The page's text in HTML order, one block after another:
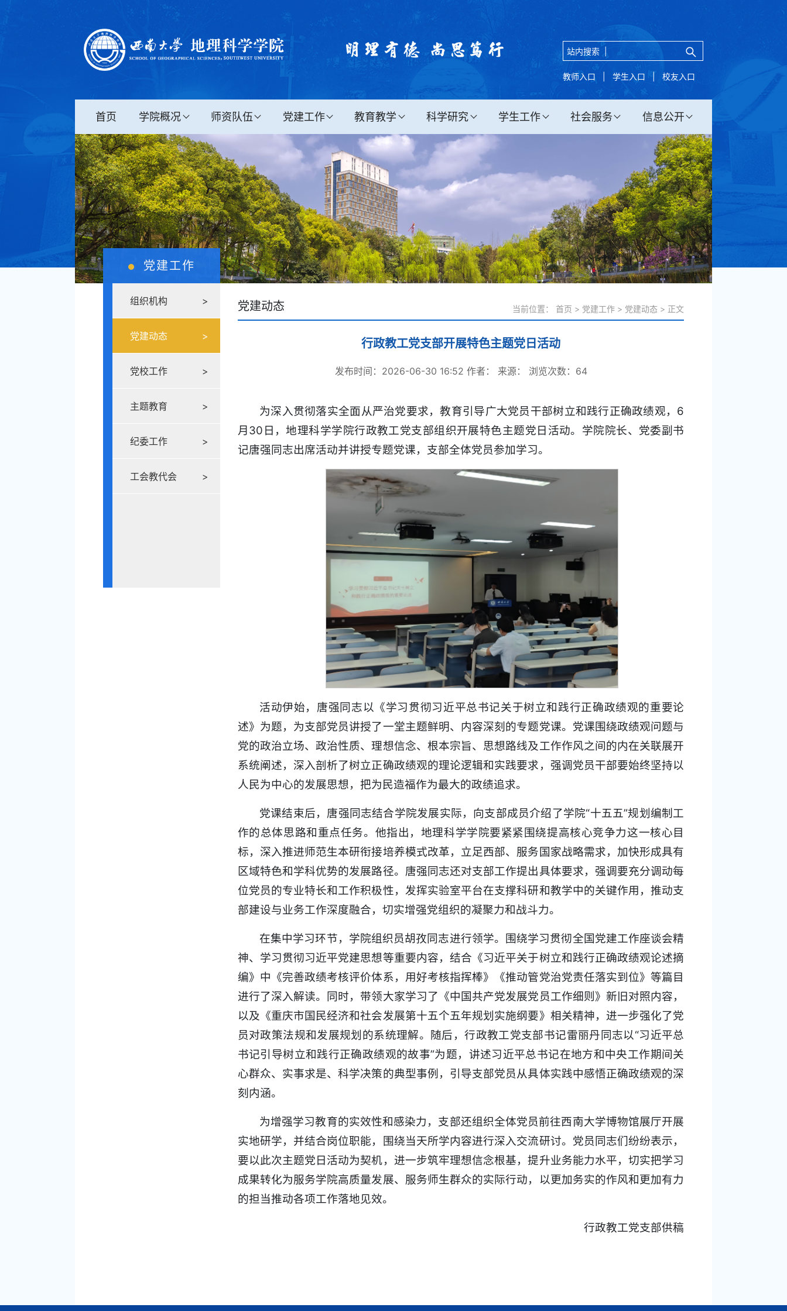
站内搜索 |
教师入口 学生入口 校友入口
首页 学院概况 师资队伍 党建工作 教育教学 科学研究 学生工作 社会服务 信息公开
党建工作
组织机构 >
党建动态 >
党校工作 >
主题教育 >
纪委工作 >
工会教代会 >
党建动态 当前位置： 首页 > 党建工作 > 党建动态 > 正文
行政教工党支部开展特色主题党日活动
发布时间：2026-06-30 16:52 作者： 来源： 浏览次数： 64
为深入贯彻落实全面从严治党要求，教育引导广大党员干部树立和践行正确政绩观，6
月30日，地理科学学院行政教工党支部组织开展特色主题党日活动。学院院长、党委副书
记唐强同志出席活动并讲授专题党课，支部全体党员参加学习。
活动伊始，唐强同志以《学习贯彻习近平总书记关于树立和践行正确政绩观的重要论
述》为题，为支部党员讲授了一堂主题鲜明、内容深刻的专题党课。党课围绕政绩观问题与
党的政治立场、政治性质、理想信念、根本宗旨、思想路线及工作作风之间的内在关联展开
系统阐述，深入剖析了树立正确政绩观的理论逻辑和实践要求，强调党员干部要始终坚持以
人民为中心的发展思想，把为民造福作为最大的政绩追求。
党课结束后，唐强同志结合学院发展实际，向支部成员介绍了学院“十五五”规划编制工
作的总体思路和重点任务。他指出，地理科学学院要紧紧围绕提高核心竞争力这一核心目
标，深入推进师范生本研衔接培养模式改革，立足西部、服务国家战略需求，加快形成具有
区域特色和学科优势的发展路径。唐强同志还对支部工作提出具体要求，强调要充分调动每
位党员的专业特长和工作积极性，发挥实验室平台在支撑科研和教学中的关键作用，推动支
部建设与业务工作深度融合，切实增强党组织的凝聚力和战斗力。
在集中学习环节，学院组织员胡孜同志进行领学。围绕学习贯彻全国党建工作座谈会精
神、学习贯彻习近平党建思想等重要内容，结合《习近平关于树立和践行正确政绩观论述摘
编》中《完善政绩考核评价体系，用好考核指挥棒》《推动管党治党责任落实到位》等篇目
进行了深入解读。同时，带领大家学习了《中国共产党发展党员工作细则》新旧对照内容，
以及《重庆市国民经济和社会发展第十五个五年规划实施纲要》相关精神，进一步强化了党
员对政策法规和发展规划的系统理解。随后，行政教工党支部书记雷丽丹同志以“习近平总
书记引导树立和践行正确政绩观的故事”为题，讲述习近平总书记在地方和中央工作期间关
心群众、实事求是、科学决策的典型事例，引导支部党员从具体实践中感悟正确政绩观的深
刻内涵。
为增强学习教育的实效性和感染力，支部还组织全体党员前往西南大学博物馆展厅开展
实地研学，并结合岗位职能，围绕当天所学内容进行深入交流研讨。党员同志们纷纷表示，
要以此次主题党日活动为契机，进一步筑牢理想信念根基，提升业务能力水平，切实把学习
成果转化为服务学院高质量发展、服务师生群众的实际行动，以更加务实的作风和更加有力
的担当推动各项工作落地见效。
行政教工党支部供稿